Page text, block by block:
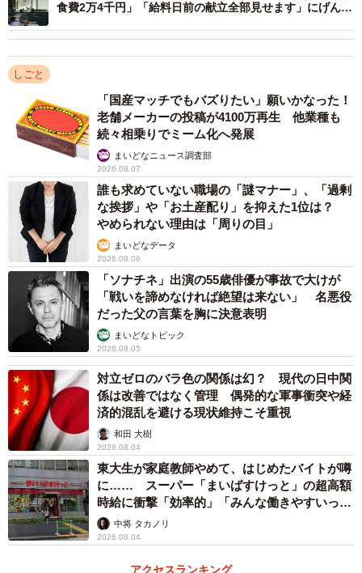
しかし、その仕事量は、会社で行える作業の2分の1にもな
りませんでした。1日中仕事ができるほどの作業量ではなか
ったことから、会社は「テレワークを行う際は半日のみ出
勤扱いとし、残りの半日分は『有給休暇』にするように」
と言い始めました。つまり、何かあったときに休まず仕事
ができると思って社員に歓迎されたテレワークでしたが、
すればするほど、有給休暇が消えてしまうという“謎のルー
ル”ができてしまいました。
シングルマザーにとって有給休暇というものはとても大切
です。子どもが体調を崩したときや、学校行事に参加する
のに使うため、極力「消化」したくありません。Nさんのお
子さんは小学校に通っていますが、コロナでたびたび学級
閉鎖が起こっていました。そのような時こそテレワークを
活用したいところですが、有給休暇が使われてしまうとな
ると、ためらってしまいます。
もちろんNさんは納得できず、会社と相談しましたが、対応
は変わりませんでした。
その後、第6と第7波の間に小学校で学級閉鎖があり、実際
にテレワークをすることになったNさん。学級閉鎖の期間は
長いと1週間程度ありましたが、会社からは一方的に「仕事
の分量的に、この日は勤務にしてよいが、この日は有給休
暇の扱いにすること」など、テレワークを行った期間の半
分ほど有給休暇を取るように指示を受けたそうです。
食費2万4千円」「給料日前の献立全部見せます」にげんな
しごと
「国産マッチでもバズりたい」願いかなった！
老舗メーカーの投稿が4100万再生 他業種も
続々相乗りでミーム化へ発展
まいどなニュース調査部
2026.08.07
誰も求めていない職場の「謎マナー」、「過剰
な挨拶」や「お土産配り」を抑えた1位は？
やめられない理由は「周りの目」
まいどなデータ
2026.08.06
「ソナチネ」出演の55歳俳優が事故で大けが
「戦いを諦めなければ絶望は来ない」 名悪役
だった父の言葉を胸に決意表明
まいどなトピック
2026.08.05
対立ゼロのバラ色の関係は幻？ 現代の日中関
係は改善ではなく管理 偶発的な軍事衝突や経
済的混乱を避ける現状維持こそ重視
和田 大樹
2026.08.04
東大生が家庭教師やめて、はじめたバイトが噂
に…… スーパー「まいばすけっと」の超高額
時給に衝撃「効率的」「みんな働きやすいって
言ってる」
中将 タカノリ
2026.08.04
アクセスランキング